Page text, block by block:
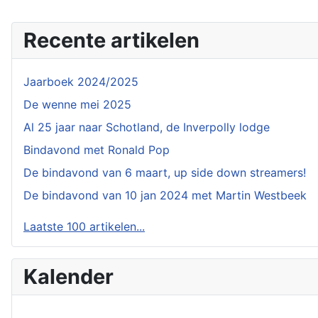
Recente artikelen
Jaarboek 2024/2025
De wenne mei 2025
Al 25 jaar naar Schotland, de Inverpolly lodge
Bindavond met Ronald Pop
De bindavond van 6 maart, up side down streamers!
De bindavond van 10 jan 2024 met Martin Westbeek
Laatste 100 artikelen...
Kalender